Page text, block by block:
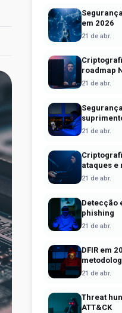
em 2026
21 de abr.
roadmap
21 de abr.
Sigstore
21 de abr.
ataques e
21 de abr.
Detecção
phishing
21 de abr.
DFIR em
21 de abr.
Threat
ATT&CK